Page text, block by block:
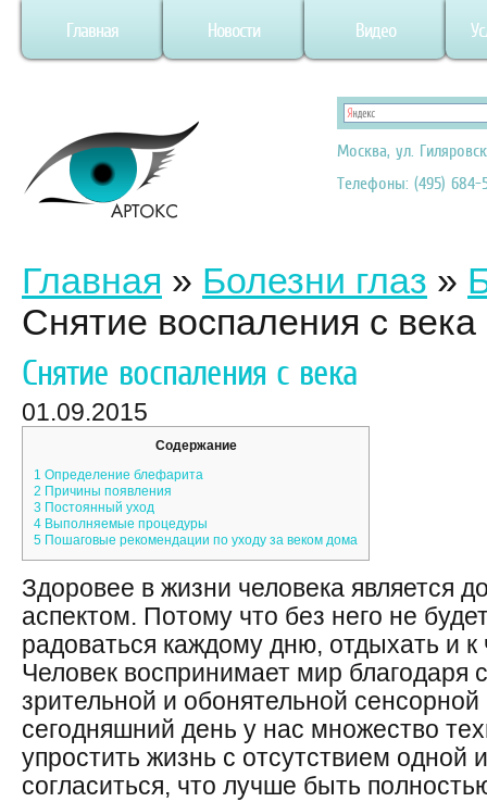
Главная Новости Видео
Москва, ул.
Телефоны: (495) 684-
Главная » Болезни глаз »
Снятие воспаления с века
Снятие воспаления с века
01.09.2015
Содержание
1 Определение блефарита
2 Причины появления
3 Постоянный уход
4 Выполняемые процедуры
5 Пошаговые рекомендации по уходу за веком дома
Здоровее в жизни человека является
аспектом. Потому что без него не
радоваться каждому дню, отдыхать и
Человек воспринимает мир благодаря
зрительной и обонятельной
сегодняшний день у нас множество
упростить жизнь с отсутствием одной
согласиться, что лучше быть